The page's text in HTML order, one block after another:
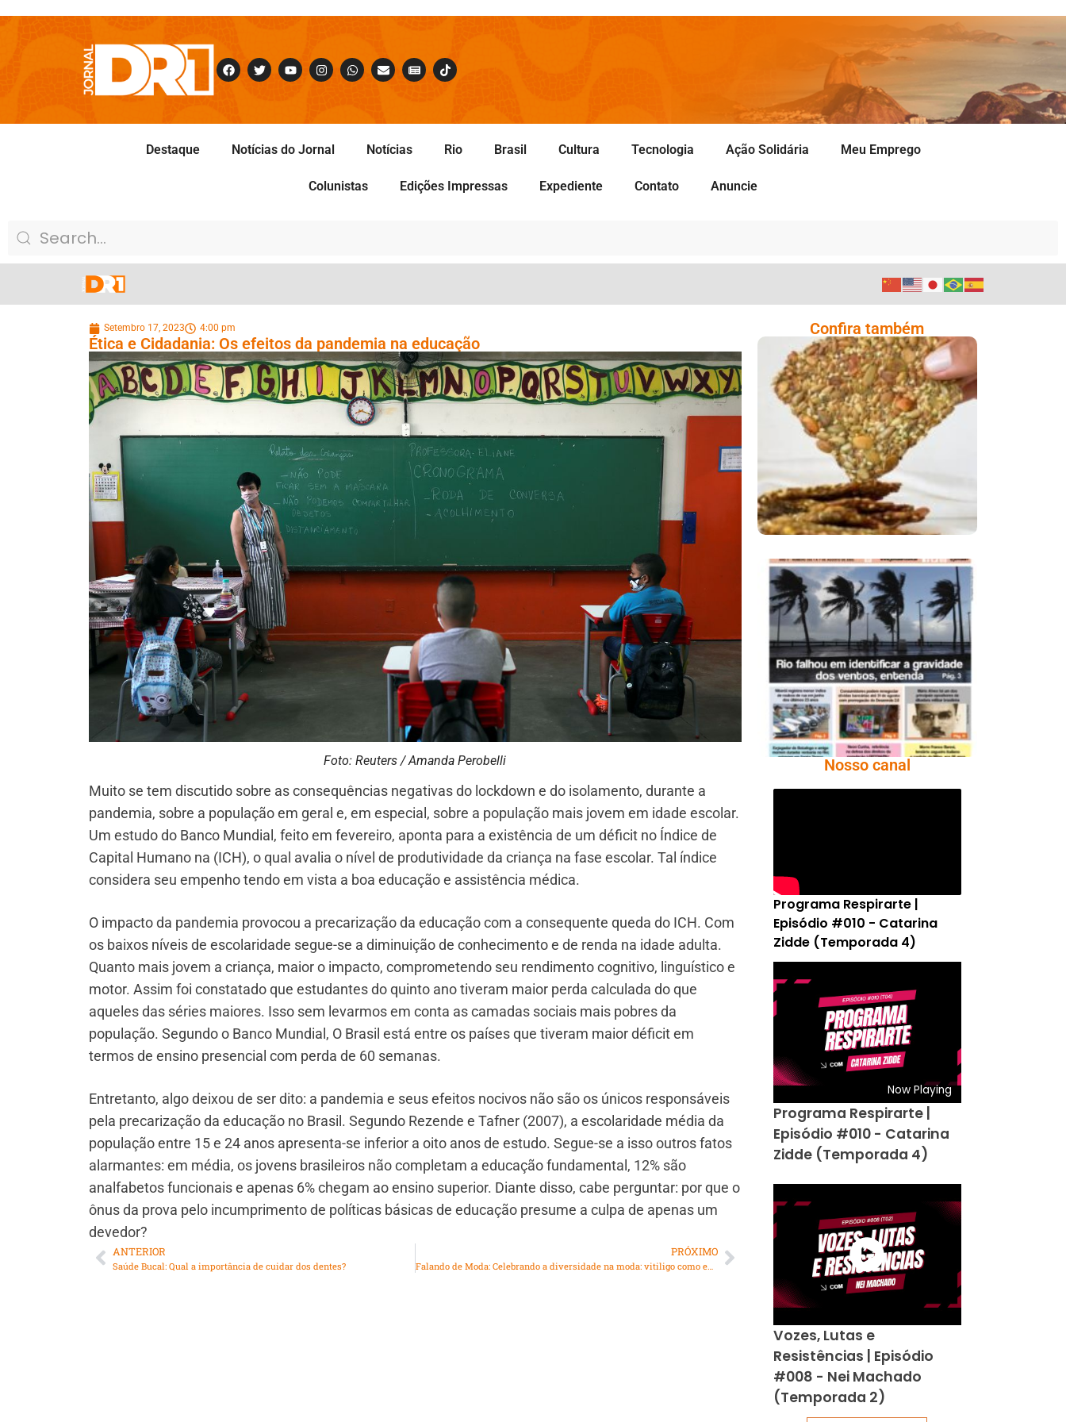
Destaque Notícias do Jornal Notícias Rio Brasil Cultura Tecnologia Ação Solidária Meu Emprego
Colunistas Edições Impressas Expediente Contato Anuncie
Setembro 17, 2023 4:00 pm
Ética e Cidadania: Os efeitos da pandemia na educação
Foto: Reuters / Amanda Perobelli
Muito se tem discutido sobre as consequências negativas do lockdown e do isolamento, durante a
pandemia, sobre a população em geral e, em especial, sobre a população mais jovem em idade escolar.
Um estudo do Banco Mundial, feito em fevereiro, aponta para a existência de um déficit no Índice de
Capital Humano na (ICH), o qual avalia o nível de produtividade da criança na fase escolar. Tal índice
considera seu empenho tendo em vista a boa educação e assistência médica.
O impacto da pandemia provocou a precarização da educação com a consequente queda do ICH. Com
os baixos níveis de escolaridade segue-se a diminuição de conhecimento e de renda na idade adulta.
Quanto mais jovem a criança, maior o impacto, comprometendo seu rendimento cognitivo, linguístico e
motor. Assim foi constatado que estudantes do quinto ano tiveram maior perda calculada do que
aqueles das séries maiores. Isso sem levarmos em conta as camadas sociais mais pobres da
população. Segundo o Banco Mundial, O Brasil está entre os países que tiveram maior déficit em
termos de ensino presencial com perda de 60 semanas.
Entretanto, algo deixou de ser dito: a pandemia e seus efeitos nocivos não são os únicos responsáveis
pela precarização da educação no Brasil. Segundo Rezende e Tafner (2007), a escolaridade média da
população entre 15 e 24 anos apresenta-se inferior a oito anos de estudo. Segue-se a isso outros fatos
alarmantes: em média, os jovens brasileiros não completam a educação fundamental, 12% são
analfabetos funcionais e apenas 6% chegam ao ensino superior. Diante disso, cabe perguntar: por que o
ônus da prova pelo incumprimento de políticas básicas de educação presume a culpa de apenas um
devedor?
ANTERIOR
Saúde Bucal: Qual a importância de cuidar dos dentes?
PRÓXIMO
Falando de Moda: Celebrando a diversidade na moda: vitiligo como estilo
Confira também
Comer Bem: Cracker
De Sementes
Ano X – Número 366
01 A 07 De Agosto De
2026
Nosso canal
Programa Respirarte |
Episódio #010 - Catarina
Zidde (Temporada 4)
Now Playing
Programa Respirarte |
Episódio #010 - Catarina
Zidde (Temporada 4)
Vozes, Lutas e
Resistências | Episódio
#008 - Nei Machado
(Temporada 2)